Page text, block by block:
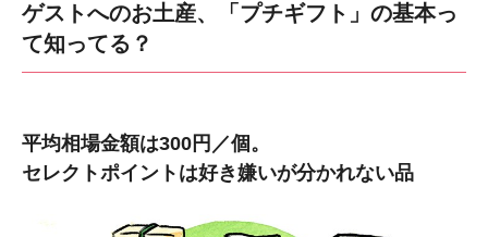
ゲストへのお土産、「プチギフト」の基本っ
て知ってる？
平均相場金額は300円／個。
セレクトポイントは好き嫌いが分かれない品